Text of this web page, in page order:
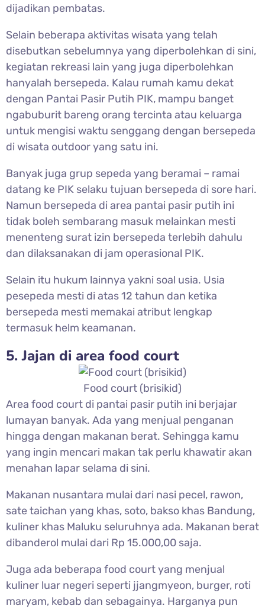
dijadikan pembatas.
Selain beberapa aktivitas wisata yang telah
disebutkan sebelumnya yang diperbolehkan di sini,
kegiatan rekreasi lain yang juga diperbolehkan
hanyalah bersepeda. Kalau rumah kamu dekat
dengan Pantai Pasir Putih PIK, mampu banget
ngabuburit bareng orang tercinta atau keluarga
untuk mengisi waktu senggang dengan bersepeda
di wisata outdoor yang satu ini.
Banyak juga grup sepeda yang beramai – ramai
datang ke PIK selaku tujuan bersepeda di sore hari.
Namun bersepeda di area pantai pasir putih ini
tidak boleh sembarang masuk melainkan mesti
menenteng surat izin bersepeda terlebih dahulu
dan dilaksanakan di jam operasional PIK.
Selain itu hukum lainnya yakni soal usia. Usia
pesepeda mesti di atas 12 tahun dan ketika
bersepeda mesti memakai atribut lengkap
termasuk helm keamanan.
5. Jajan di area food court
Food court (brisikid)
Area food court di pantai pasir putih ini berjajar
lumayan banyak. Ada yang menjual penganan
hingga dengan makanan berat. Sehingga kamu
yang ingin mencari makan tak perlu khawatir akan
menahan lapar selama di sini.
Makanan nusantara mulai dari nasi pecel, rawon,
sate taichan yang khas, soto, bakso khas Bandung,
kuliner khas Maluku seluruhnya ada. Makanan berat
dibanderol mulai dari Rp 15.000,00 saja.
Juga ada beberapa food court yang menjual
kuliner luar negeri seperti jjangmyeon, burger, roti
maryam, kebab dan sebagainya. Harganya pun